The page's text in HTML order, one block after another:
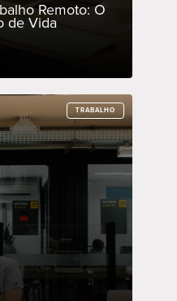
Remoto: O
de Vida
TRABALHO
TRABALHO